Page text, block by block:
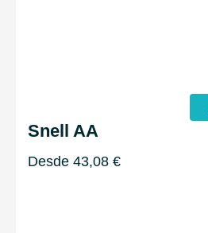
Snell AA
Desde 43,08 €